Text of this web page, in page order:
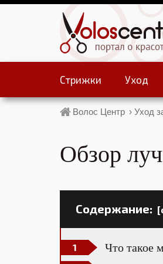
Стрижки Уход
Волос Центр › Уход
Обзор
Содержание:
Что такое